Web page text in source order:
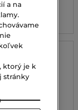
€
a na
ktorý je k
stránky